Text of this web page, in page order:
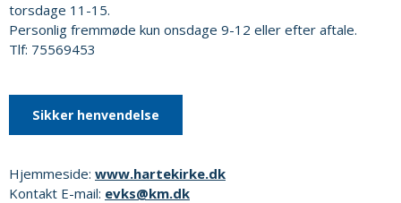
torsdage 11-15.
Personlig fremmøde kun onsdage 9-12 eller efter aftale.
Tlf: 75569453
Sikker henvendelse
Hjemmeside: www.hartekirke.dk
Kontakt E-mail: evks@km.dk